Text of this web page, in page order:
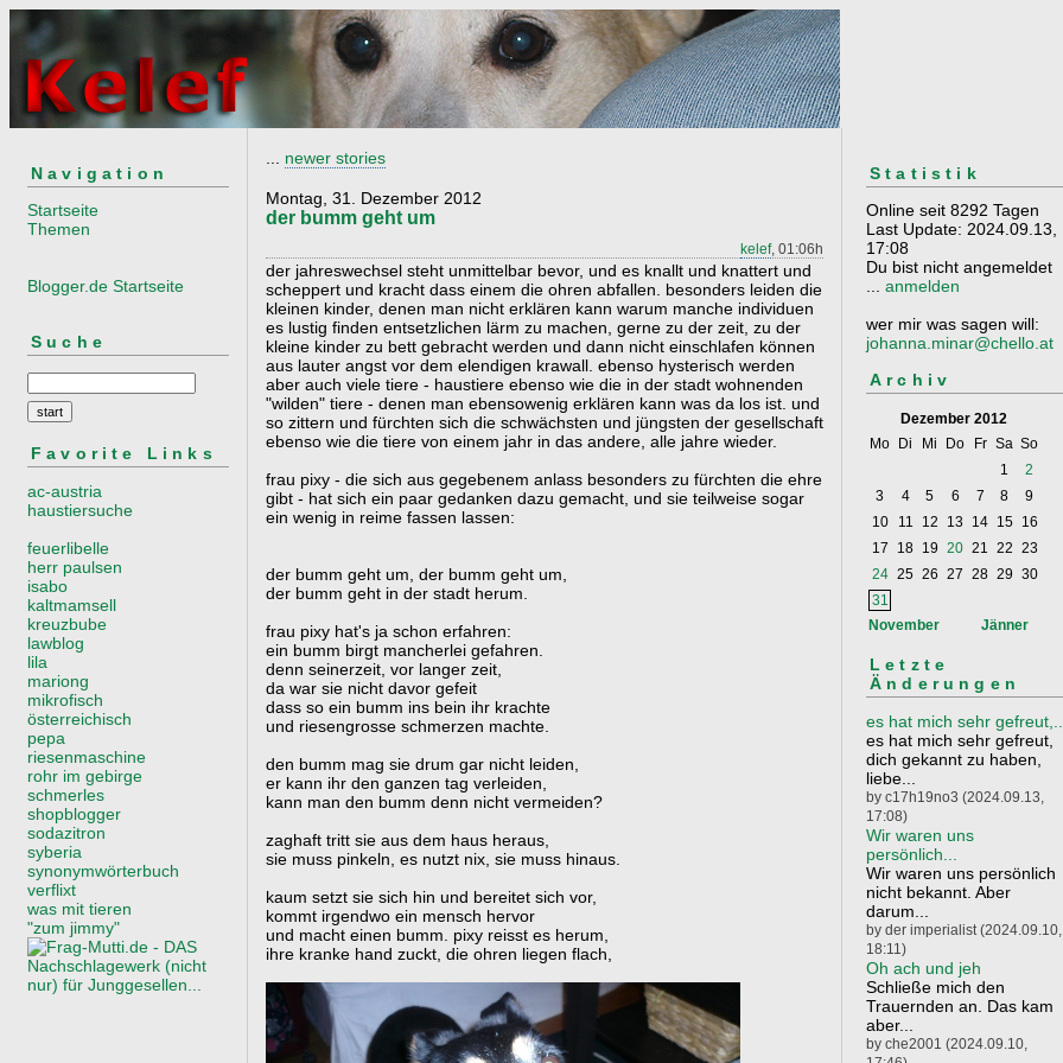
Navigation
Startseite
Themen
Blogger.de Startseite
Suche
Favorite Links
ac-austria
haustiersuche
feuerlibelle
herr paulsen
isabo
kaltmamsell
kreuzbube
lawblog
lila
mariong
mikrofisch
österreichisch
pepa
riesenmaschine
rohr im gebirge
schmerles
shopblogger
sodazitron
syberia
synonymwörterbuch
verflixt
was mit tieren
"zum jimmy"
newer stories
Montag, 31. Dezember 2012
der bumm geht um
kelef, 01:06h
der jahreswechsel steht unmittelbar bevor, und es knallt und knattert und
scheppert und kracht dass einem die ohren abfallen. besonders leiden die
kleinen kinder, denen man nicht erklären kann warum manche individuen
es lustig finden entsetzlichen lärm zu machen, gerne zu der zeit, zu der
kleine kinder zu bett gebracht werden und dann nicht einschlafen können
aus lauter angst vor dem elendigen krawall. ebenso hysterisch werden
aber auch viele tiere - haustiere ebenso wie die in der stadt wohnenden
"wilden" tiere - denen man ebensowenig erklären kann was da los ist. und
so zittern und fürchten sich die schwächsten und jüngsten der gesellschaft
ebenso wie die tiere von einem jahr in das andere, alle jahre wieder.
frau pixy - die sich aus gegebenem anlass besonders zu fürchten die ehre
gibt - hat sich ein paar gedanken dazu gemacht, und sie teilweise sogar
ein wenig in reime fassen lassen:
der bumm geht um, der bumm geht um,
der bumm geht in der stadt herum.
frau pixy hat's ja schon erfahren:
ein bumm birgt mancherlei gefahren.
denn seinerzeit, vor langer zeit,
da war sie nicht davor gefeit
dass so ein bumm ins bein ihr krachte
und riesengrosse schmerzen machte.
den bumm mag sie drum gar nicht leiden,
er kann ihr den ganzen tag verleiden,
kann man den bumm denn nicht vermeiden?
zaghaft tritt sie aus dem haus heraus,
sie muss pinkeln, es nutzt nix, sie muss hinaus.
kaum setzt sie sich hin und bereitet sich vor,
kommt irgendwo ein mensch hervor
und macht einen bumm. pixy reisst es herum,
ihre kranke hand zuckt, die ohren liegen flach,
Statistik
Online seit 8292 Tagen
Last Update: 2024.09.13,
17:08
Du bist nicht angemeldet
... anmelden
wer mir was sagen will:
johanna.minar@chello.at
Archiv
Dezember 2012
Mo
Di Mi Do Fr Sa So
1
2
3
4 5 6 7 8
9
10
11 12 13 14 15
16
17
18 19 20 21 22 23
24 25 26 27 28 29 30
31
November
Jänner
Letzte
Änderungen
es hat mich sehr
es hat mich sehr gefreut,
dich gekannt zu haben,
liebe...
by c17h19no3 (2024.09.13,
17:08)
Wir waren uns
persönlich...
Wir waren uns persönlich
nicht bekannt. Aber
darum...
by der imperialist (2024.09.10,
18:11)
Oh ach und jeh
Schließe mich den
Trauernden an. Das kam
aber...
by che2001 (2024.09.10,